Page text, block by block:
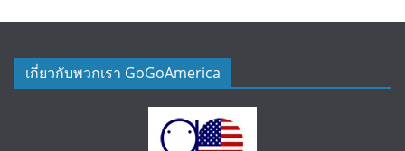
เกี่ยวกับพวกเรา GoGoAmerica